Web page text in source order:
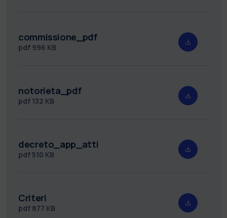
commissione_pdf
pdf 996 KB
notorieta_pdf
pdf 132 KB
decreto_app_atti
pdf 510 KB
Criteri
pdf 877 KB